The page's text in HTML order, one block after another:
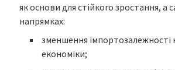
як основи для стійкого зростання, а
напрямках:
зменшення імпортозалежності
економіки;